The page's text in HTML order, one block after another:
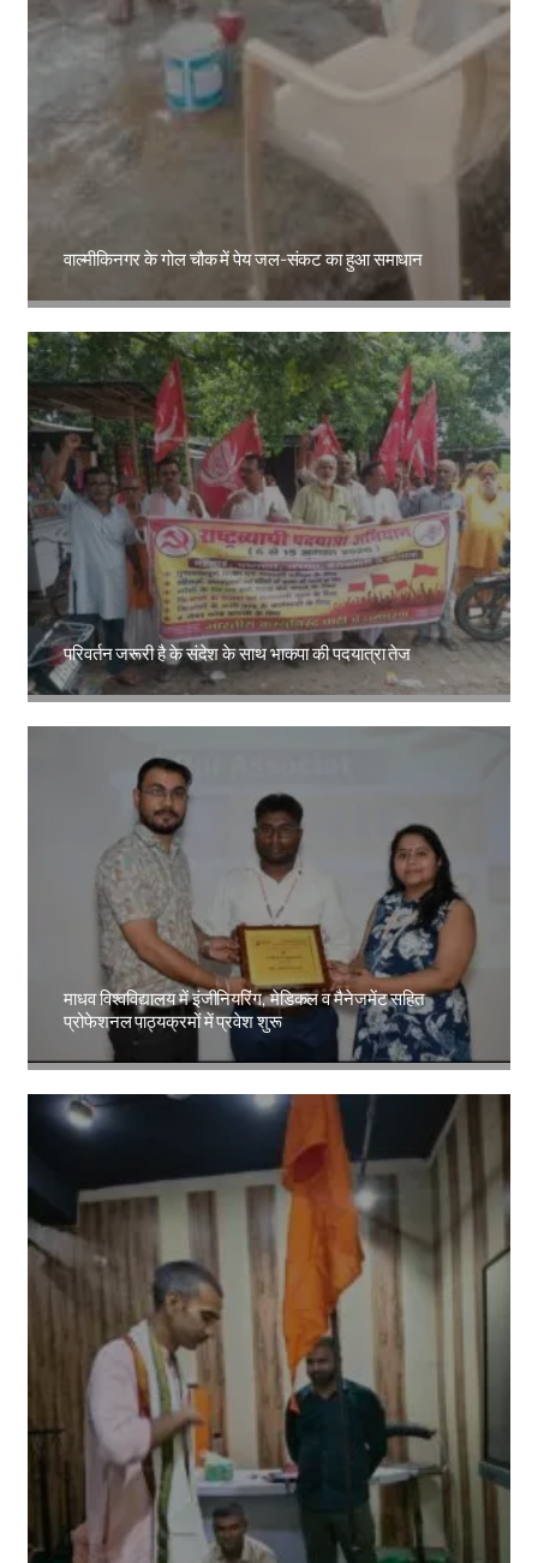
वाल्मीकिनगर के गोल चौक में पेय जल-संकट का हुआ समाधान
परिवर्तन जरूरी है के संदेश के साथ भाकपा की पदयात्रा तेज
Amit Lekh
माधव विश्वविद्यालय में इंजीनियरिंग, मेडिकल व मैनेजमेंट सहित
प्रोफेशनल पाठ्यक्रमों में प्रवेश शुरू
Amit Lekh